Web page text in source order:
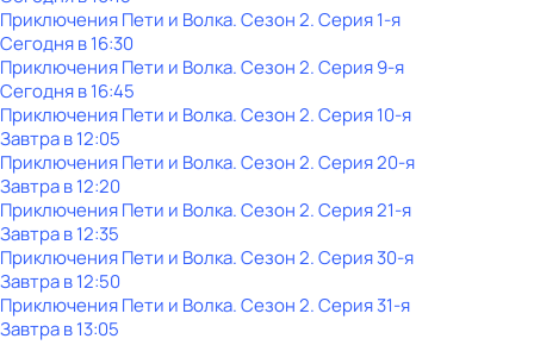
Приключения Пети и Волка. Сезон 2. Серия 1-я
Сегодня в 16:30
Приключения Пети и Волка. Сезон 2. Серия 9-я
Сегодня в 16:45
Приключения Пети и Волка. Сезон 2. Серия 10-я
Завтра в 12:05
Приключения Пети и Волка. Сезон 2. Серия 20-я
Завтра в 12:20
Приключения Пети и Волка. Сезон 2. Серия 21-я
Завтра в 12:35
Приключения Пети и Волка. Сезон 2. Серия 30-я
Завтра в 12:50
Приключения Пети и Волка. Сезон 2. Серия 31-я
Завтра в 13:05